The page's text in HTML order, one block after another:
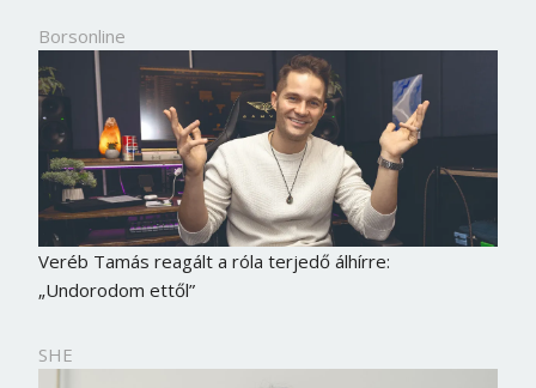
Borsonline
Veréb Tamás reagált a róla terjedő álhírre:
„Undorodom ettől”
SHE